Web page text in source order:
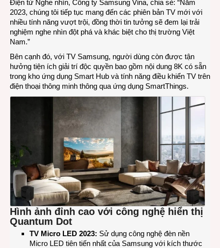
Điện tử Nghe nhìn, Công ty Samsung Vina, chia sẻ: “Năm
2023, chúng tôi tiếp tục mang đến các phiên bản TV mới với
nhiều tính năng vượt trội, đồng thời tin tưởng sẽ đem lại trải
nghiệm nghe nhìn đột phá và khác biệt cho thị trường Việt
Nam.”
Bên cạnh đó, với TV Samsung, người dùng còn được tận
hưởng tiện ích giải trí độc quyền bao gồm nội dung 8K có sẵn
trong kho ứng dụng Smart Hub và tính năng điều khiển TV trên
điện thoại thông minh thông qua ứng dụng SmartThings.
Hình ảnh đỉnh cao với công nghệ hiển thị
Quantum Dot
TV Micro LED 2023: Sử dụng công nghệ đèn nền
Micro LED tiên tiến nhất của Samsung với kích thước